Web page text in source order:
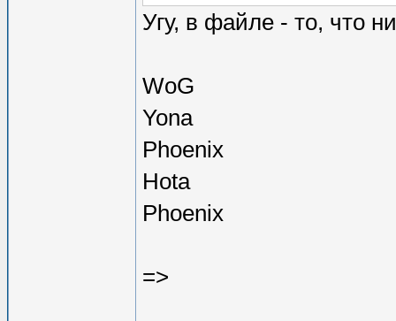
Угу, в файле - то, что
WoG
Yona
Phoenix
Hota
Phoenix
=>